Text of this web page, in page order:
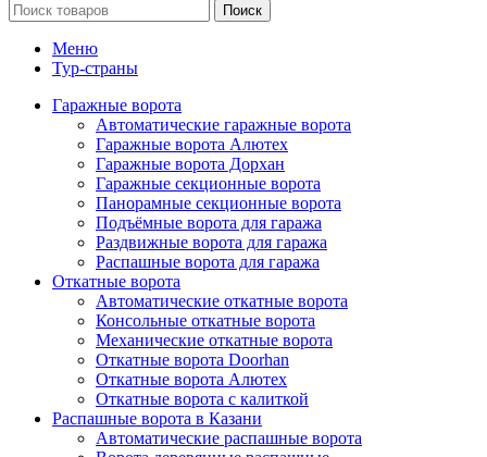
Поиск
Меню
Тур-страны
Гаражные ворота
Автоматические гаражные ворота
Гаражные ворота Алютех
Гаражные ворота Дорхан
Гаражные секционные ворота
Панорамные секционные ворота
Подъёмные ворота для гаража
Раздвижные ворота для гаража
Распашные ворота для гаража
Откатные ворота
Автоматические откатные ворота
Консольные откатные ворота
Механические откатные ворота
Откатные ворота Doorhan
Откатные ворота Алютех
Откатные ворота с калиткой
Распашные ворота в Казани
Автоматические распашные ворота